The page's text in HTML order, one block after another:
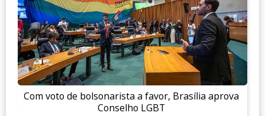
Com voto de bolsonarista a favor, Brasília aprova
Conselho LGBT